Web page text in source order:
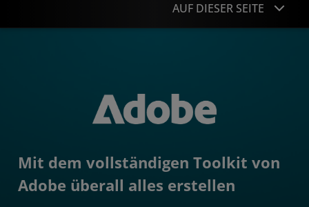
AUF DIESER SEITE
So funktioniert’s
Mit dem vollständigen Toolkit von
Adobe überall alles erstellen